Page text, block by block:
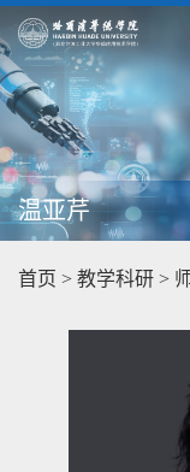
温亚芹
首页 > 教学科研 >